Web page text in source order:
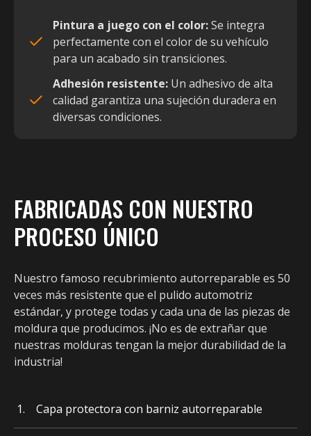
Pintura a juego con el color:Se integra
perfectamente con el color de su vehículo
para un acabado sin transiciones.
Adhesión resistente: Un adhesivo de alta
calidad garantiza una sujeción duradera en
diversas condiciones.
FABRICADAS CON NUESTRO
PROCESO ÚNICO
Nuestro famoso recubrimiento autorreparable es 50
veces más resistente que el pulido automotriz
estándar, y protege todas y cada una de las piezas de
moldura que producimos. ¡No es de extrañar que
nuestras molduras tengan la mejor durabilidad de la
industria!
Capa protectora con barniz autorreparable